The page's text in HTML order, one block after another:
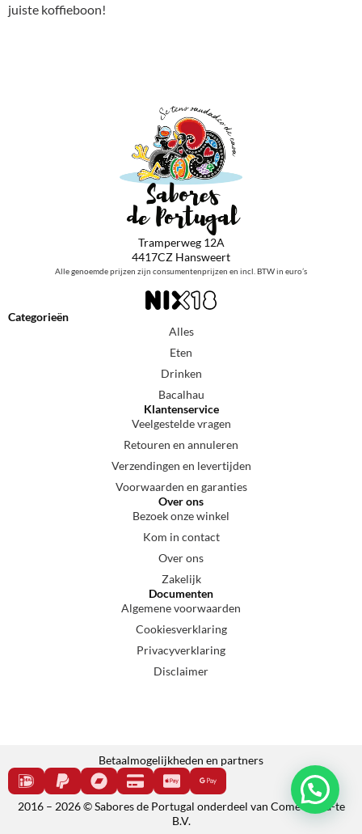
juiste koffieboon!
Tramperweg 12A
4417CZ Hansweert
Alle genoemde prijzen zijn consumentenprijzen en incl. BTW in euro’s
Categorieën
Alles
Eten
Drinken
Bacalhau
Klantenservice
Veelgestelde vragen
Retouren en annuleren
Verzendingen en levertijden
Voorwaarden en garanties
Over ons
Bezoek onze winkel
Kom in contact
Over ons
Zakelijk
Documenten
Algemene voorwaarden
Cookiesverklaring
Privacyverklaring
Disclaimer
Betaalmogelijkheden en partners
2016 – 2026 © Sabores de Portugal onderdeel van Come e cala-te
B.V.